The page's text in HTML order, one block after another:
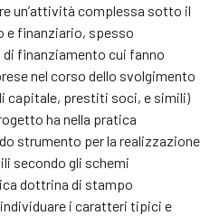
un’attività complessa sotto il
e finanziario, spesso
finanziamento cui fanno
nel corso dello svolgimento
capitale, prestiti soci, e simili)
ha nella pratica
strumento per la realizzazione
secondo gli schemi
dottrina di stampo
i caratteri tipici e